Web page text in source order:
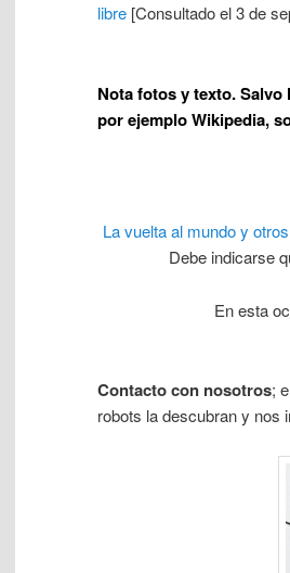
libre [Consultado el 3 de
Nota fotos y texto. Salvo
por ejemplo Wikipedia,
La vuelta al mundo y
Debe indicarse
En esta
Contacto con nosotros;
robots la descubran y nos